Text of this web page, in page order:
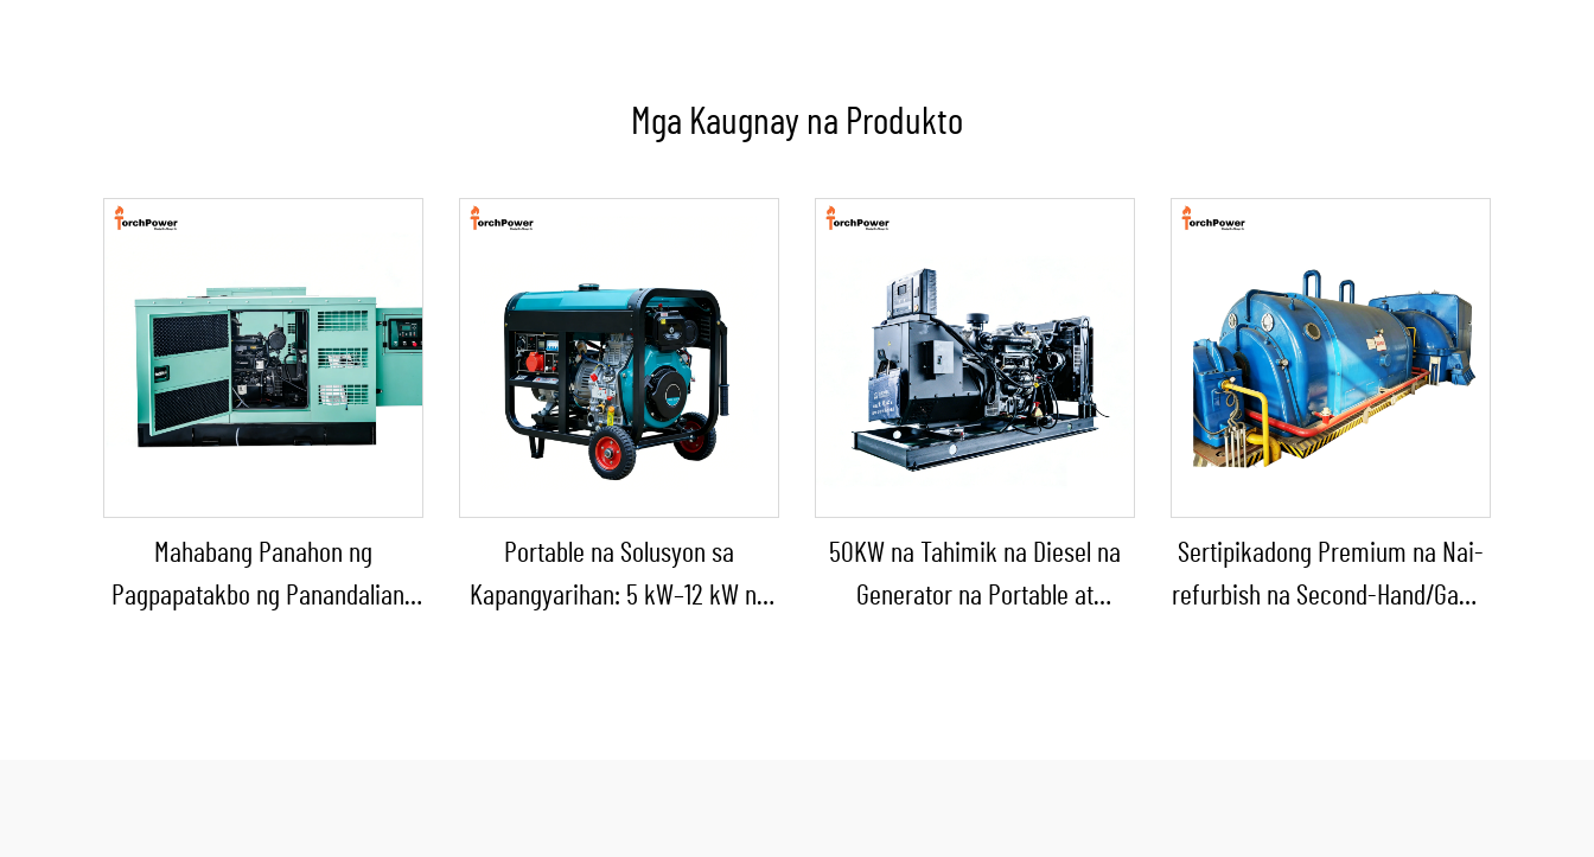
Mga Kaugnay na Produkto
Mahabang Panahon ng
Pagpapatakbo ng Panandaliang
Portable na Solusyon sa
Kapangyarihan: 5 kW–12 kW na
50KW na Tahimik na Diesel na
Generator na Portable at
Sertipikadong Premium na Nai-
refurbish na Second-Hand/Gamit